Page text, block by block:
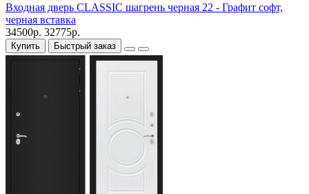
Входная дверь CLASSIC шагрень черная 22 - Графит софт,
черная вставка
34500р. 32775р.
Купить Быстрый заказ